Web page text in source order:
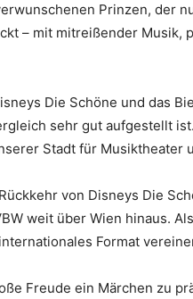
Prinzen, der
– mit mitreißender
Die Schöne und das
sehr gut aufgestellt
Stadt für Musiktheater
von Disneys Die
weit über Wien hinaus.
Format
Freude ein Märchen zu